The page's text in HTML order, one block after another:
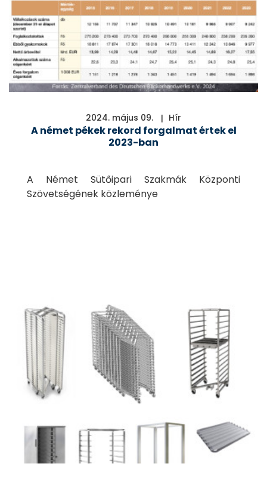
2024. május 09. Hír
A német pékek rekord forgalmat értek el
2023-ban
A Német Sütőipari Szakmák Központi
Szövetségének közleménye